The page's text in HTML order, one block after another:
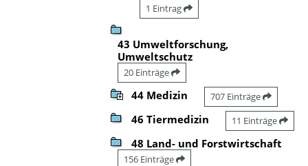
1 Eintrag
43 Umweltforschung,
Umweltschutz
20 Einträge
44 Medizin 707 Einträge
46 Tiermedizin 11 Einträge
48 Land- und Forstwirtschaft
156 Einträge